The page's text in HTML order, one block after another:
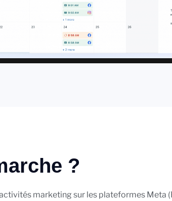
?
marketing sur les plateformes Meta